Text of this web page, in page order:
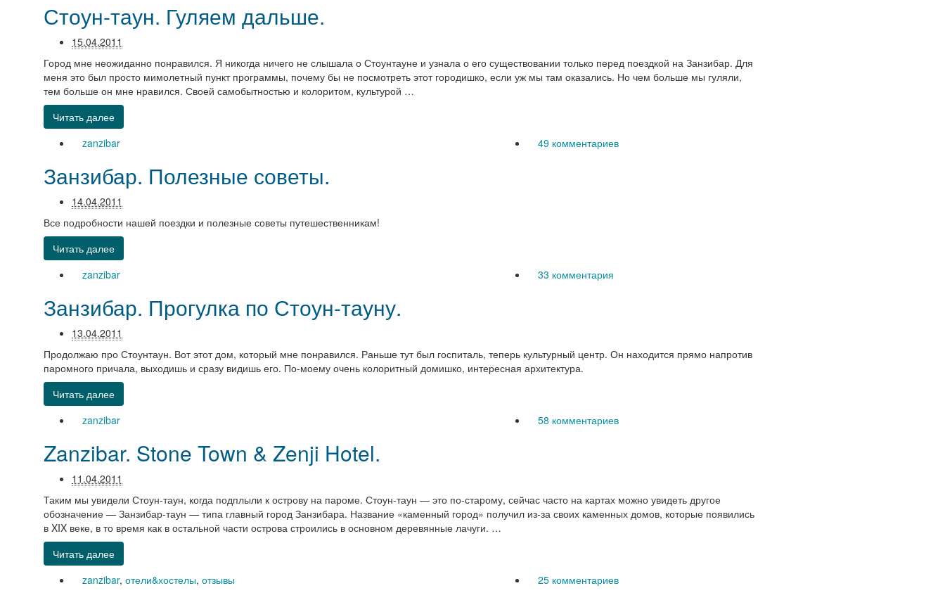
Стоун-таун. Гуляем дальше.
15.04.2011
Город мне неожиданно понравился. Я никогда ничего не слышала о Стоунтауне и узнала о его существовании только перед поездкой на Занзибар. Для
меня это был просто мимолетный пункт программы, почему бы не посмотреть этот городишко, если уж мы там оказались. Но чем больше мы гуляли,
тем больше он мне нравился. Своей самобытностью и колоритом, культурой …
Читать далее
zanzibar
49 комментариев
Занзибар. Полезные советы.
14.04.2011
Все подробности нашей поездки и полезные советы путешественникам!
Читать далее
zanzibar
33 комментария
Занзибар. Прогулка по Стоун-тауну.
13.04.2011
Продолжаю про Стоунтаун. Вот этот дом, который мне понравился. Раньше тут был госпиталь, теперь культурный центр. Он находится прямо напротив
паромного причала, выходишь и сразу видишь его. По-моему очень колоритный домишко, интересная архитектура.
Читать далее
zanzibar
58 комментариев
Zanzibar. Stone Town & Zenji Hotel.
11.04.2011
Таким мы увидели Стоун-таун, когда подплыли к острову на пароме. Стоун-таун — это по-старому, сейчас часто на картах можно увидеть другое
обозначение — Занзибар-таун — типа главный город Занзибара. Название «каменный город» получил из-за своих каменных домов, которые появились
в XIX веке, в то время как в остальной части острова строились в основном деревянные лачуги. …
Читать далее
zanzibar, отели&хостелы, отзывы 25 комментариев